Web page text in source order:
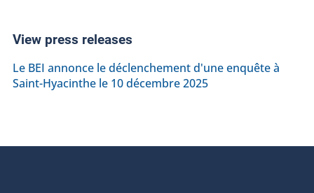
View press releases
Le BEI annonce le déclenchement d'une enquête à
Saint-Hyacinthe le 10 décembre 2025